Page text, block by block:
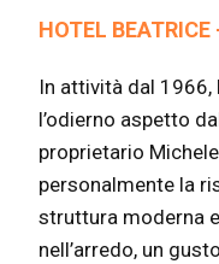
HOTEL
In attività dal 1966,
l’odierno aspetto
proprietario
personalmente la
struttura moderna
nell’arredo, un